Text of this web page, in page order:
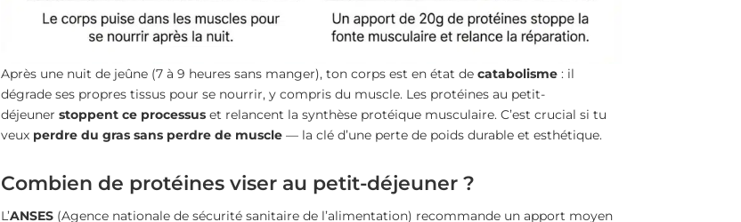
Après une nuit de jeûne (7 à 9 heures sans manger), ton corps est en état de catabolisme: il
dégrade ses propres tissus pour se nourrir, y compris du muscle. Les protéines au petit-
déjeuner stoppent ce processuset relancent la synthèse protéique musculaire. C’est crucial si tu
veux perdre du gras sans perdre de muscle— la clé d’une perte de poids durable et esthétique.
Combien de protéines viser au petit-déjeuner ?
L’ANSES(Agence nationale de sécurité sanitaire de l’alimentation) recommande un apport moyen